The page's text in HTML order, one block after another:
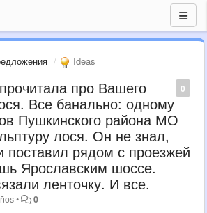
Ideas
0
про Вашего
Все банально: одному
Пушкинского района МО
лося. Он не знал,
поставил рядом с проезжей
Ярославским шоссе.
ленточку. И все.
• 0